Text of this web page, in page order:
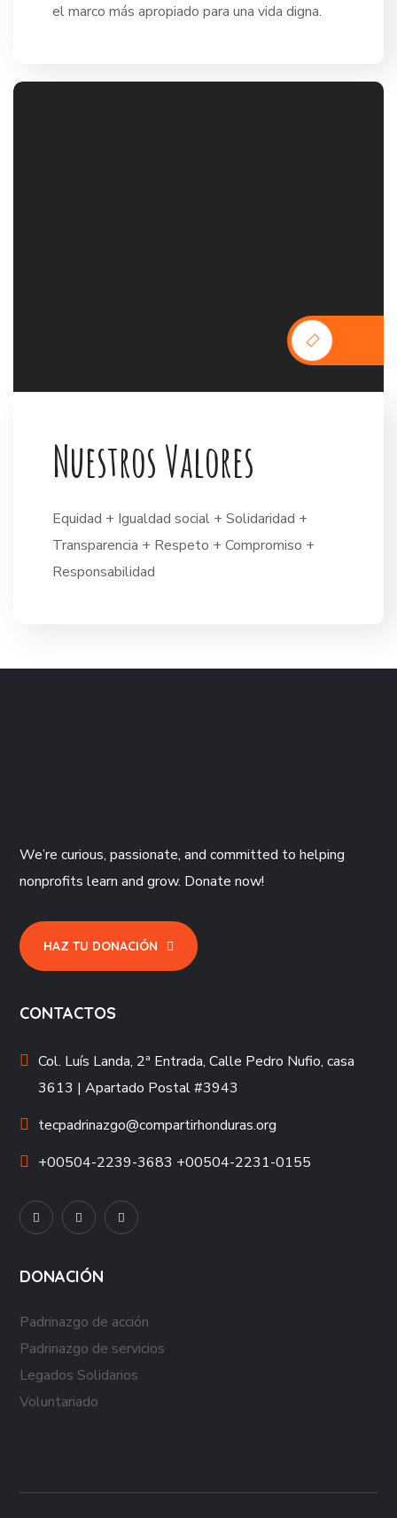
el marco más apropiado para una vida digna.
NuestrosValores
Equidad + Igualdad social + Solidaridad +
Transparencia + Respeto + Compromiso +
Responsabilidad
We’re curious, passionate, and committed to helping
nonprofits learn and grow. Donate now!
HAZ TU DONACIÓN
CONTACTOS
Col. Luís Landa, 2ª Entrada, Calle Pedro Nufio, casa
3613 | Apartado Postal #3943
tecpadrinazgo@compartirhonduras.org
+00504-2239-3683 +00504-2231-0155
DONACIÓN
Padrinazgo de acción
Padrinazgo de servicios
Legados Solidarios
Voluntariado